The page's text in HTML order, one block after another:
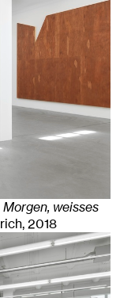
weisses
, 2018